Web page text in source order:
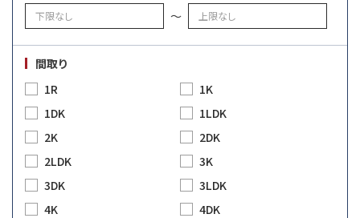
～
間取り
1R
1K
1DK
1LDK
2K
2DK
2LDK
3K
3DK
3LDK
4K
4DK